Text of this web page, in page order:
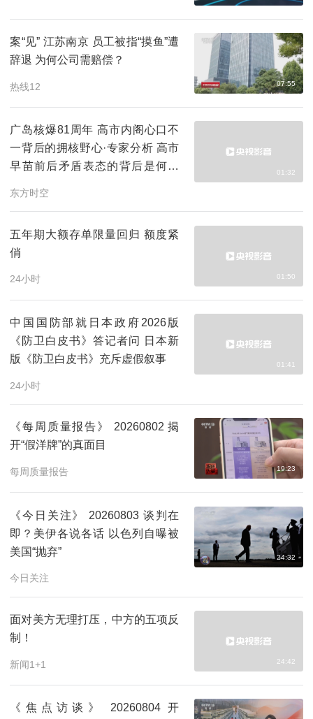
案“见” 江苏南京 员工被指“摸鱼”遭
辞退 为何公司需赔偿？
热线12 07:55
广岛核爆81周年 高市内阁心口不
一背后的拥核野心·专家分析 高市
早苗前后矛盾表态的背后是何心
东方时空
01:32
五年期大额存单限量回归 额度紧
俏
24小时 01:50
中国国防部就日本政府2026版
《防卫白皮书》答记者问 日本新
版《防卫白皮书》充斥虚假叙事
24小时
01:41
《每周质量报告》 20260802 揭
开“假洋牌”的真面目
每周质量报告 19:23
《今日关注》 20260803 谈判在
即？美伊各说各话 以色列自曝被
美国“抛弃”
今日关注
24:32
面对美方无理打压，中方的五项反
制！
新闻1+1 24:42
《焦点访谈》 20260804 开